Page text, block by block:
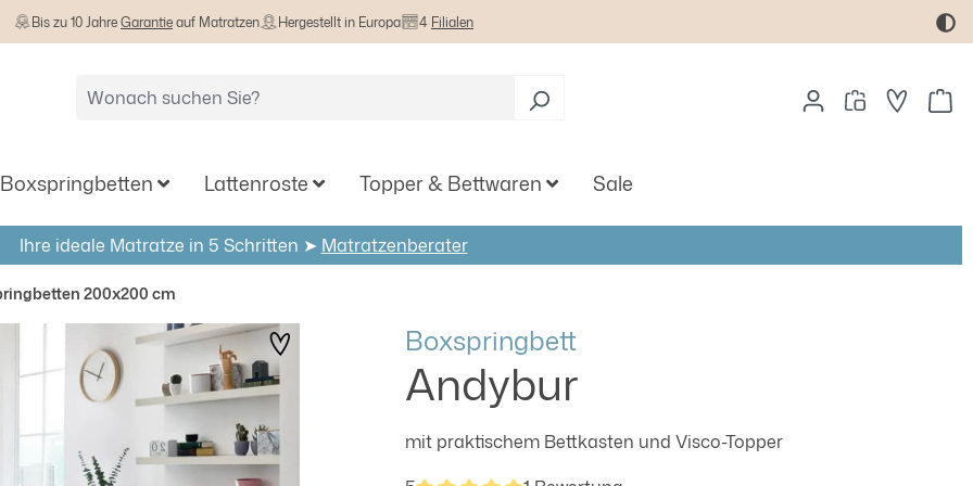
Bis zu 10 JahreGarantieauf Matratzen Hergestellt in Europa 4 Filialen
Boxspringbetten Lattenroste Topper & Bettwaren Sale
Ihre ideale Matratze in 5 Schritten ➤ Matratzenberater
200x200 cm
Boxspringbett
Andybur
mit praktischem Bettkasten und Visco-Topper